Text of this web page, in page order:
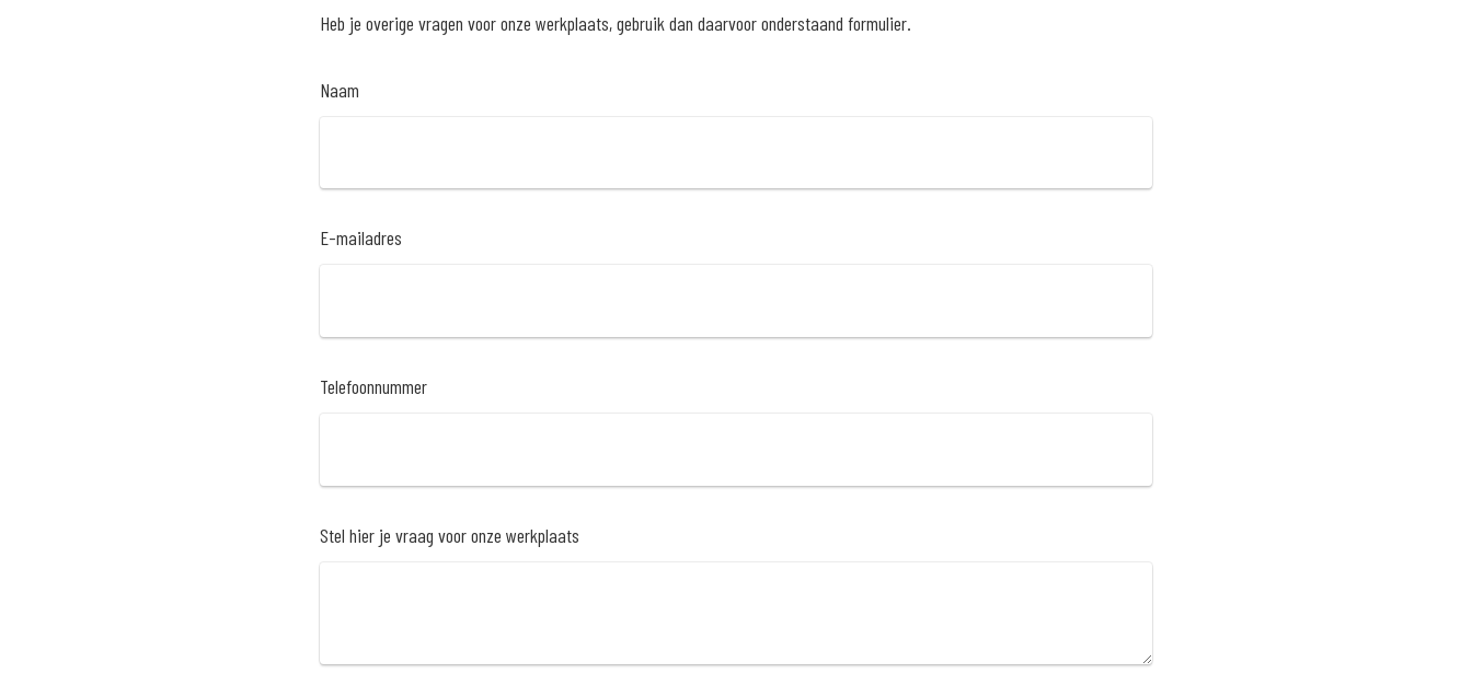
Heb je overige vragen voor onze werkplaats, gebruik dan daarvoor onderstaand formulier.
Naam
E-mailadres
Telefoonnummer
Stel hier je vraag voor onze werkplaats